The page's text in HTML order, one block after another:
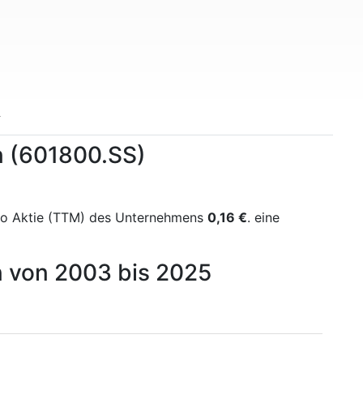
Aktie (TTM) des Unternehmens 0,16 €. eine
von 2003 bis 2025